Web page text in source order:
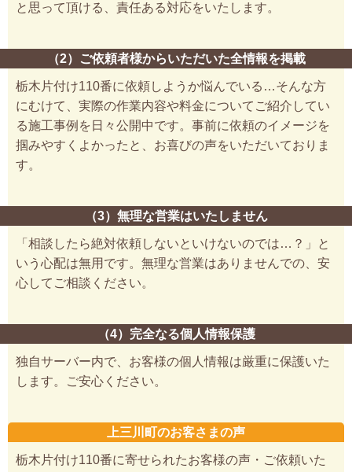
と思って頂ける、責任ある対応をいたします。
（2）ご依頼者様からいただいた全情報を掲載
栃木片付け110番に依頼しようか悩んでいる…そんな方
にむけて、実際の作業内容や料金についてご紹介してい
る施工事例を日々公開中です。事前に依頼のイメージを
掴みやすくよかったと、お喜びの声をいただいておりま
す。
（3）無理な営業はいたしません
「相談したら絶対依頼しないといけないのでは…？」と
いう心配は無用です。無理な営業はありませんでの、安
心してご相談ください。
（4）完全なる個人情報保護
独自サーバー内で、お客様の個人情報は厳重に保護いた
します。ご安心ください。
上三川町のお客さまの声
栃木片付け110番に寄せられたお客様の声・ご依頼いた